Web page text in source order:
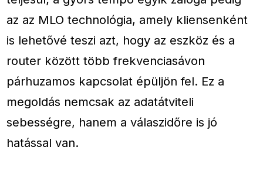
az az MLO technológia, amely kliensenként
is lehetővé teszi azt, hogy az eszköz és a
router között több frekvenciasávon
párhuzamos kapcsolat épüljön fel. Ez a
megoldás nemcsak az adatátviteli
sebességre, hanem a válaszidőre is jó
hatással van.